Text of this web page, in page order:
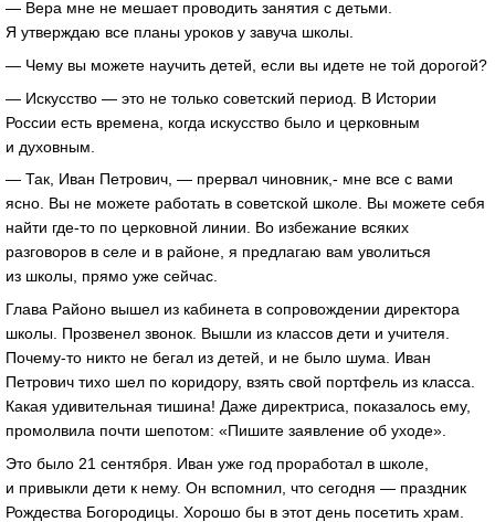
— Вера мне не мешает проводить занятия с детьми.
Я утверждаю все планы уроков у завуча школы.
— Чему вы можете научить детей, если вы идете не той дорогой?
— Искусство — это не только советский период. В Истории
России есть времена, когда искусство было и церковным
и духовным.
— Так, Иван Петрович, — прервал чиновник,- мне все с вами
ясно. Вы не можете работать в советской школе. Вы можете себя
найти где-то по церковной линии. Во избежание всяких
разговоров в селе и в районе, я предлагаю вам уволиться
из школы, прямо уже сейчас.
Глава Районо вышел из кабинета в сопровождении директора
школы. Прозвенел звонок. Вышли из классов дети и учителя.
Почему-то никто не бегал из детей, и не было шума. Иван
Петрович тихо шел по коридору, взять свой портфель из класса.
Какая удивительная тишина! Даже директриса, показалось ему,
промолвила почти шепотом: «Пишите заявление об уходе».
Это было 21 сентября. Иван уже год проработал в школе,
и привыкли дети к нему. Он вспомнил, что сегодня — праздник
Рождества Богородицы. Хорошо бы в этот день посетить храм.